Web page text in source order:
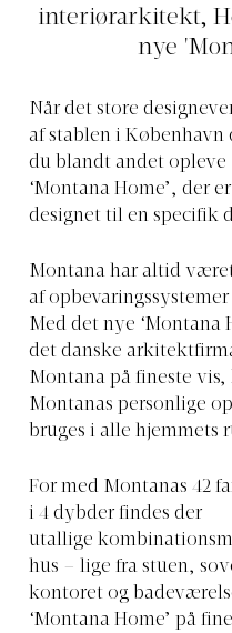
interiørarkitekt,
nye
Når det store
af stablen i København
du blandt andet opleve
‘Montana Home’, der
designet til en specifik
Montana har altid
af
Med det nye ‘Montana
det danske
Montana på fineste vis,
Montanas personlige
bruges i alle hjemmets
For med Montanas 42
i 4 dybder findes der
utallige
hus – lige fra stuen,
kontoret og
‘Montana Home’ på